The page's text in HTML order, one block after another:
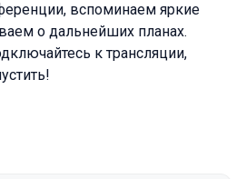
вспоминаем яркие
о дальнейших планах.
к трансляции,